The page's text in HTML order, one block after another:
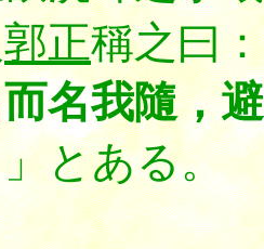
郭正稱之曰
而名我隨，
とある。